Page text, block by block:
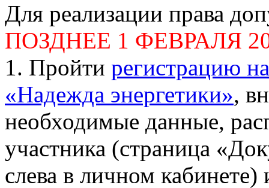
Для реализации права
ПОЗДНЕЕ 1 ФЕВРАЛЯ
1. Пройти регистрацию
«Надежда энергетики»,
необходимые данные,
участника (страница
слева в личном кабинете)